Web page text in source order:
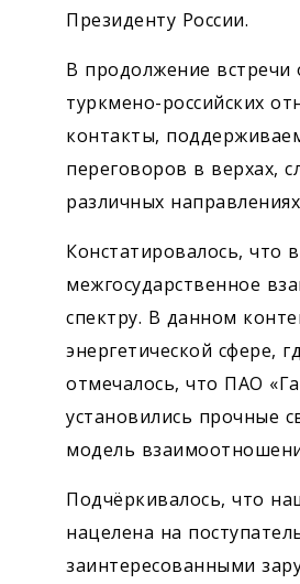
Президенту России.
В продолжение встречи
туркмено-российских
контакты,
переговоров в верхах,
различных
Констатировалось, что
межгосударственное
спектру. В данном
энергетической сфере,
отмечалось, что ПАО
установились прочные
модель
Подчёркивалось, что
нацелена на
заинтересованными